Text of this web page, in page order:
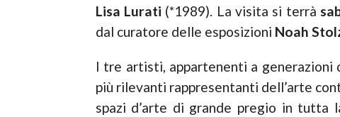
Lisa Lurati (*1989). La visita si terrà
dal curatore delle esposizioni Noah
I tre artisti, appartenenti a generazioni
più rilevanti rappresentanti dell’arte
spazi d’arte di grande pregio in tutta